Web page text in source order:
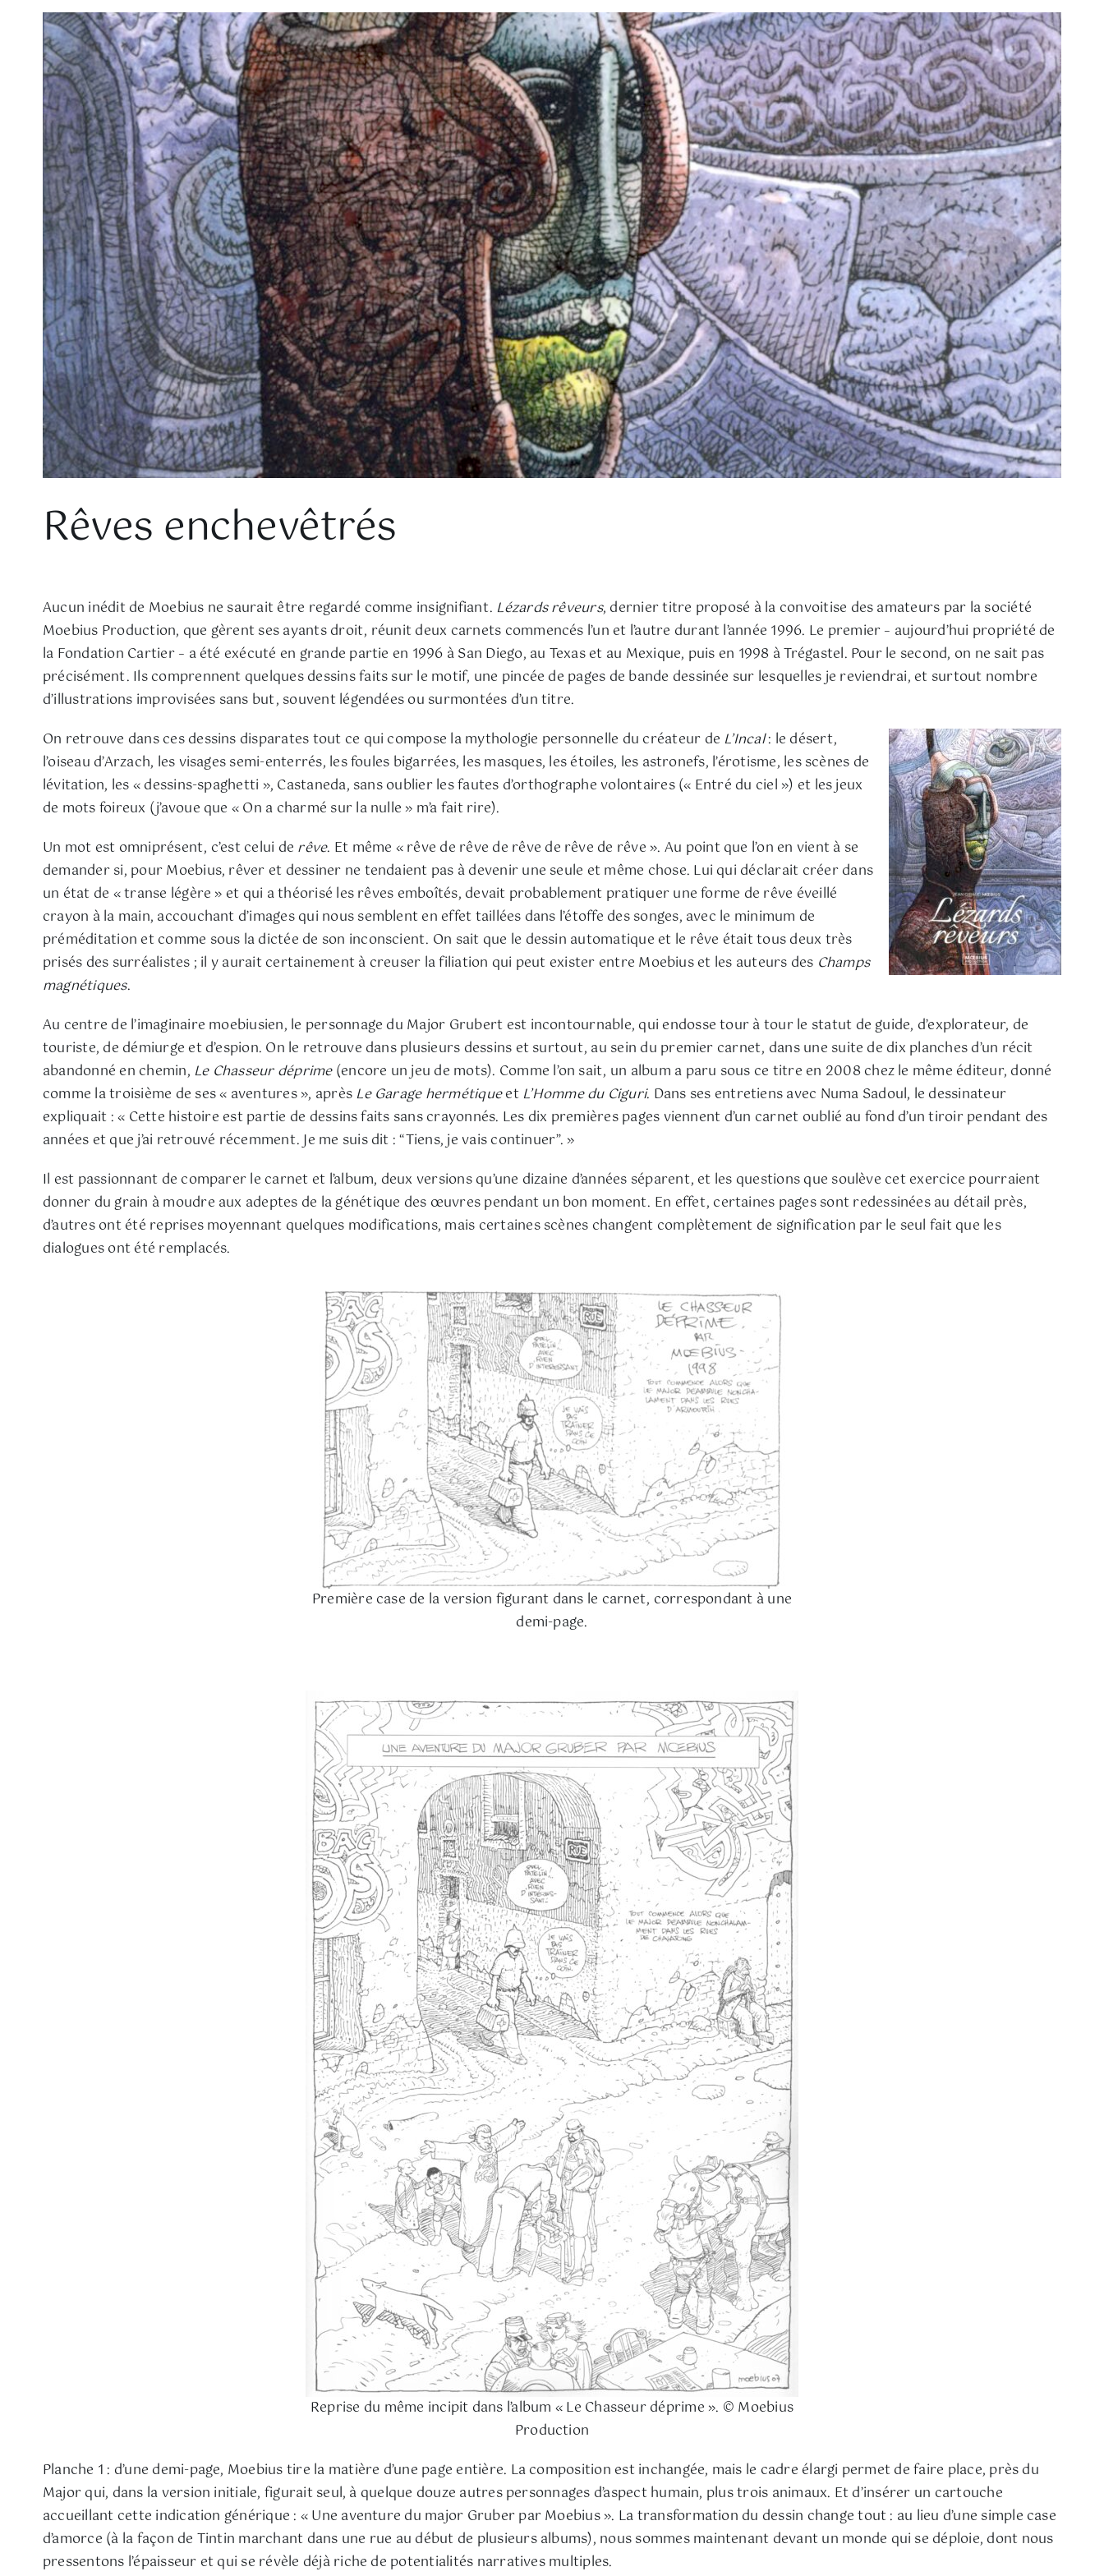
Voir
l'image
agrandie
Rêves enchevêtrés
Aucun inédit de Moebius ne saurait être regardé comme insignifiant. Lézards rêveurs, dernier titre proposé à la convoitise des amateurs par la société
Moebius Production, que gèrent ses ayants droit, réunit deux carnets commencés l’un et l’autre durant l’année 1996. Le premier – aujourd’hui propriété de
la Fondation Cartier – a été exécuté en grande partie en 1996 à San Diego, au Texas et au Mexique, puis en 1998 à Trégastel. Pour le second, on ne sait pas
précisément. Ils comprennent quelques dessins faits sur le motif, une pincée de pages de bande dessinée sur lesquelles je reviendrai, et surtout nombre
d’illustrations improvisées sans but, souvent légendées ou surmontées d’un titre.
On retrouve dans ces dessins disparates tout ce qui compose la mythologie personnelle du créateur de L’Incal: le désert,
l’oiseau d’Arzach, les visages semi-enterrés, les foules bigarrées, les masques, les étoiles, les astronefs, l’érotisme, les scènes de
lévitation, les « dessins-spaghetti », Castaneda, sans oublier les fautes d’orthographe volontaires (« Entré du ciel ») et les jeux
de mots foireux (j’avoue que « On a charmé sur la nulle » m’a fait rire).
Un mot est omniprésent, c’est celui de rêve. Et même « rêve de rêve de rêve de rêve de rêve ». Au point que l’on en vient à se
demander si, pour Moebius, rêver et dessiner ne tendaient pas à devenir une seule et même chose. Lui qui déclarait créer dans
un état de « transe légère » et qui a théorisé les rêves emboîtés, devait probablement pratiquer une forme de rêve éveillé
crayon à la main, accouchant d’images qui nous semblent en effet taillées dans l’étoffe des songes, avec le minimum de
préméditation et comme sous la dictée de son inconscient. On sait que le dessin automatique et le rêve était tous deux très
prisés des surréalistes ; il y aurait certainement à creuser la filiation qui peut exister entre Moebius et les auteurs des Champs
magnétiques.
Au centre de l’imaginaire moebiusien, le personnage du Major Grubert est incontournable, qui endosse tour à tour le statut de guide, d’explorateur, de
touriste, de démiurge et d’espion. On le retrouve dans plusieurs dessins et surtout, au sein du premier carnet, dans une suite de dix planches d’un récit
abandonné en chemin, Le Chasseur déprime(encore un jeu de mots). Comme l’on sait, un album a paru sous ce titre en 2008 chez le même éditeur, donné
comme la troisième de ses « aventures », aprèsLe Garage hermétiqueetL’Homme du Ciguri. Dans ses entretiens avec Numa Sadoul, le dessinateur
expliquait : « Cette histoire est partie de dessins faits sans crayonnés. Les dix premières pages viennent d’un carnet oublié au fond d’un tiroir pendant des
années et que j’ai retrouvé récemment. Je me suis dit : “Tiens, je vais continuer”. »
Il est passionnant de comparer le carnet et l’album, deux versions qu’une dizaine d’années séparent, et les questions que soulève cet exercice pourraient
donner du grain à moudre aux adeptes de la génétique des œuvres pendant un bon moment. En effet, certaines pages sont redessinées au détail près,
d’autres ont été reprises moyennant quelques modifications, mais certaines scènes changent complètement de signification par le seul fait que les
dialogues ont été remplacés.
Première case de la version figurant dans le carnet, correspondant à une
demi-page.
Reprise du même incipit dans l’album « Le Chasseur déprime ». © Moebius
Production
Planche 1 : d’une demi-page, Moebius tire la matière d’une page entière. La composition est inchangée, mais le cadre élargi permet de faire place, près du
Major qui, dans la version initiale, figurait seul, à quelque douze autres personnages d’aspect humain, plus trois animaux. Et d’insérer un cartouche
accueillant cette indication générique : « Une aventure du major Gruber par Moebius ». La transformation du dessin change tout : au lieu d’une simple case
d’amorce (à la façon de Tintin marchant dans une rue au début de plusieurs albums), nous sommes maintenant devant un monde qui se déploie, dont nous
pressentons l’épaisseur et qui se révèle déjà riche de potentialités narratives multiples.